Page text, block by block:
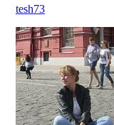
tesh73